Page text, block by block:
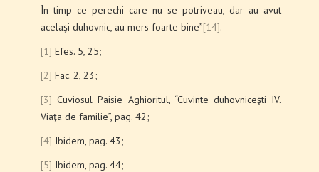
În timp ce perechi care nu se potriveau, dar au avut
acelaşi duhovnic, au mers foarte bine”[14].
[1] Efes. 5, 25;
[2] Fac. 2, 23;
[3] Cuviosul Paisie Aghioritul, “Cuvinte duhovniceşti IV.
Viaţa de familie”, pag. 42;
[4] Ibidem, pag. 43;
[5] Ibidem, pag. 44;